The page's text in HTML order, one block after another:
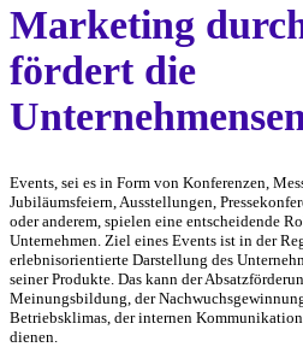
Marketing
fördert die
Events, sei es in Form von Konferenzen,
Jubiläumsfeiern, Ausstellungen,
oder anderem, spielen eine entscheidende
Unternehmen. Ziel eines Events ist in der
erlebnisorientierte Darstellung des
seiner Produkte. Das kann der
Meinungsbildung, der
Betriebsklimas, der internen
dienen.